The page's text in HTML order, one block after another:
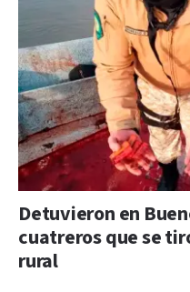
Detuvieron en
cuatreros que se
rural